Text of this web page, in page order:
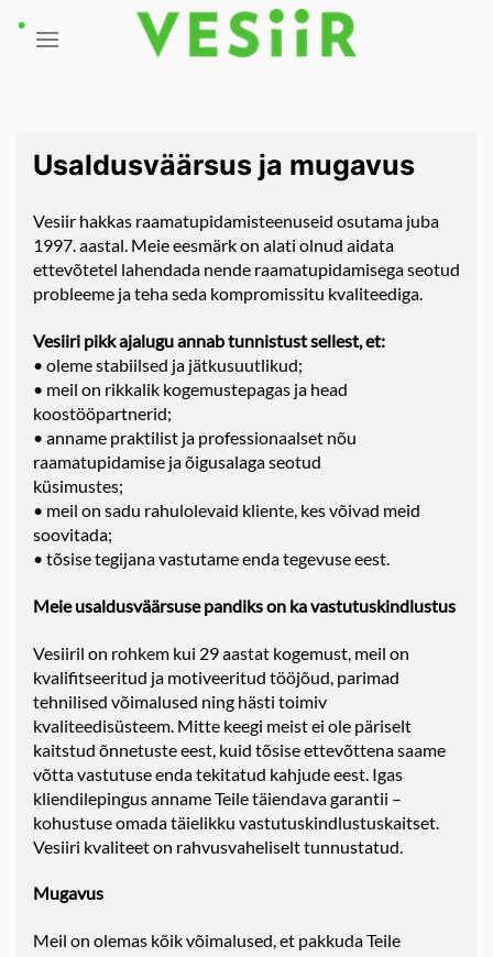
Usaldusväärsus ja mugavus
Vesiir hakkas raamatupidamisteenuseid osutama juba
1997. aastal. Meie eesmärk on alati olnud aidata
ettevõtetel lahendada nende raamatupidamisega seotud
probleeme ja teha seda kompromissitu kvaliteediga.
Vesiiri pikk ajalugu annab tunnistust sellest, et:
• oleme stabiilsed ja jätkusuutlikud;
• meil on rikkalik kogemustepagas ja head
koostööpartnerid;
• anname praktilist ja professionaalset nõu
raamatupidamise ja õigusalaga seotud
küsimustes;
• meil on sadu rahulolevaid kliente, kes võivad meid
soovitada;
• tõsise tegijana vastutame enda tegevuse eest.
Meie usaldusväärsuse pandiks on ka vastutuskindlustus
Vesiiril on rohkem kui 29 aastat kogemust, meil on
kvalifitseeritud ja motiveeritud tööjõud, parimad
tehnilised võimalused ning hästi toimiv
kvaliteedisüsteem. Mitte keegi meist ei ole päriselt
kaitstud õnnetuste eest, kuid tõsise ettevõttena saame
võtta vastutuse enda tekitatud kahjude eest. Igas
kliendilepingus anname Teile täiendava garantii –
kohustuse omada täielikku vastutuskindlustuskaitset.
Vesiiri kvaliteet on rahvusvaheliselt tunnustatud.
Mugavus
Meil on olemas kõik võimalused, et pakkuda Teile